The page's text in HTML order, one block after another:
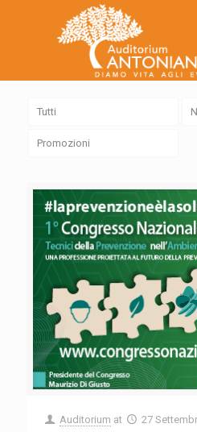
Tutti
Promozioni
Auditorium at 27